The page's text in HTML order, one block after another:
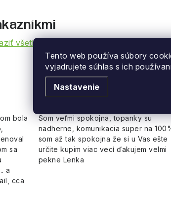
Tento web používa súbory
vyjadrujete súhlas s ich
Nastavenie
všetky recenzie
bola
sa
a
cca
Lenka Ďurkova
Som veľmi spokojna, topanky su
nadherne, komunikacia super na
som až tak spokojna že si u Vas ešte
určite kupim viac vecí ďakujem velmi
pekne Lenka